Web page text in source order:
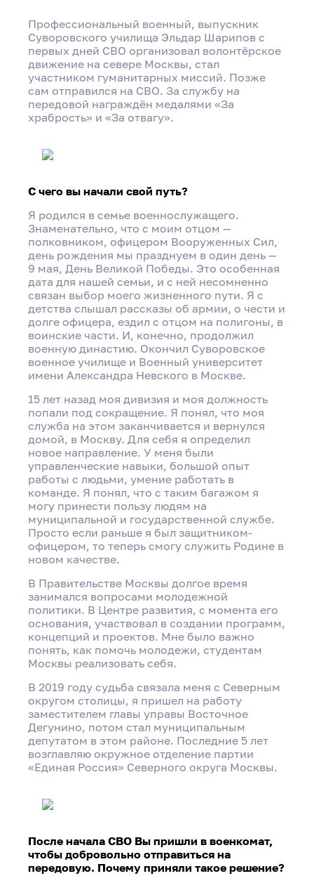
Профессиональный военный, выпускник
Суворовского училища Эльдар Шарипов с
первых дней СВО организовал волонтёрское
движение на севере Москвы, стал
участником гуманитарных миссий. Позже
сам отправился на СВО. За службу на
передовой награждён медалями «За
храбрость» и «За отвагу».
С чего вы начали свой путь?
Я родился в семье военнослужащего.
Знаменательно, что с моим отцом —
полковником, офицером Вооруженных Сил,
день рождения мы празднуем в один день —
9 мая, День Великой Победы. Это особенная
дата для нашей семьи, и с ней несомненно
связан выбор моего жизненного пути. Я с
детства слышал рассказы об армии, о чести и
долге офицера, ездил с отцом на полигоны, в
воинские части. И, конечно, продолжил
военную династию. Окончил Суворовское
военное училище и Военный университет
имени Александра Невского в Москве.
15 лет назад моя дивизия и моя должность
попали под сокращение. Я понял, что моя
служба на этом заканчивается и вернулся
домой, в Москву. Для себя я определил
новое направление. У меня были
управленческие навыки, большой опыт
работы с людьми, умение работать в
команде. Я понял, что с таким багажом я
могу принести пользу людям на
муниципальной и государственной службе.
Просто если раньше я был защитником-
офицером, то теперь смогу служить Родине в
новом качестве.
В Правительстве Москвы долгое время
занимался вопросами молодежной
политики. В Центре развития, с момента его
основания, участвовал в создании программ,
концепций и проектов. Мне было важно
понять, как помочь молодежи, студентам
Москвы реализовать себя.
В 2019 году судьба связала меня с Северным
округом столицы, я пришел на работу
заместителем главы управы Восточное
Дегунино, потом стал муниципальным
депутатом в этом районе. Последние 5 лет
возглавляю окружное отделение партии
«Единая Россия» Северного округа Москвы.
После начала СВО Вы пришли в военкомат,
чтобы добровольно отправиться на
передовую. Почему приняли такое решение?